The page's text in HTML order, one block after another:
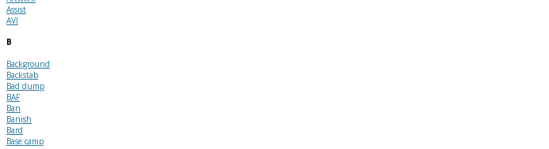
Assist
AVI
B
Background
Backstab
Bad dump
BAF
Ban
Banish
Bard
Base camp